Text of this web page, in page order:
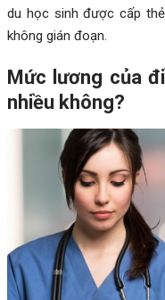
du học sinh được cấp
không gián đoạn.
Mức lương của
nhiều không?